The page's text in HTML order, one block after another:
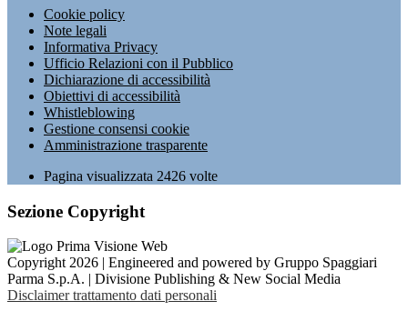
Cookie policy
Note legali
Informativa Privacy
Ufficio Relazioni con il Pubblico
Dichiarazione di accessibilità
Obiettivi di accessibilità
Whistleblowing
Gestione consensi cookie
Amministrazione trasparente
Pagina visualizzata 2426 volte
Sezione Copyright
Copyright 2026 | Engineered and powered by Gruppo Spaggiari
Parma S.p.A. | Divisione Publishing & New Social Media
Disclaimer trattamento dati personali